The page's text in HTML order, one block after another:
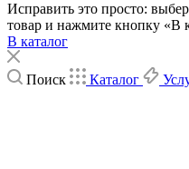
Исправить это просто:
товар и нажмите кнопку «В
В каталог
Поиск Каталог